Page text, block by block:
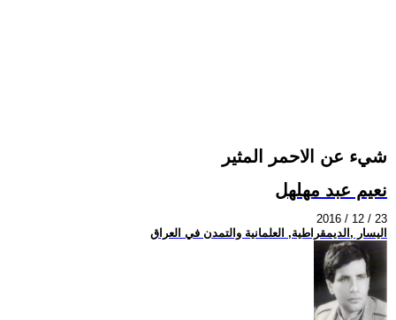
شيء عن الاحمر المثير
نعيم عبد مهلهل
2016 / 12 / 23
اليسار ,الديمقراطية, العلمانية والتمدن في العراق